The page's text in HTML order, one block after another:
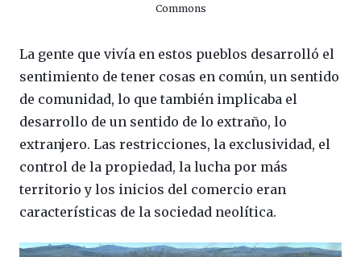
Commons
La gente que vivía en estos pueblos desarrolló el
sentimiento de tener cosas en común, un sentido
de comunidad, lo que también implicaba el
desarrollo de un sentido de lo extraño, lo
extranjero. Las restricciones, la exclusividad, el
control de la propiedad, la lucha por más
territorio y los inicios del comercio eran
características de la sociedad neolítica.